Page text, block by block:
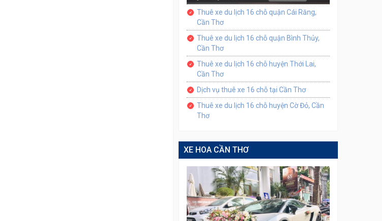
Thuê xe du lịch 16 chỗ quận Cái Răng,
Cần Thơ
Thuê xe du lịch 16 chỗ quận Bình Thủy,
Cần Thơ
Thuê xe du lịch 16 chỗ huyện Thới Lai,
Cần Thơ
Dịch vụ thuê xe 16 chỗ tại Cần Thơ
Thuê xe du lịch 16 chỗ huyện Cờ Đỏ, Cần
Thơ
XE HOA CẦN THƠ